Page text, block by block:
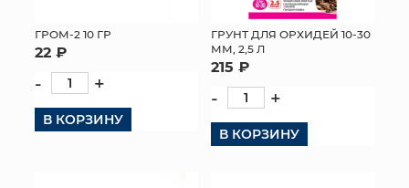
ГРОМ-2 10 ГР
22 ₽
- +
В КОРЗИНУ
ГРУНТ ДЛЯ ОРХИДЕЙ 10-30
ММ, 2,5 Л
215 ₽
- +
В КОРЗИНУ